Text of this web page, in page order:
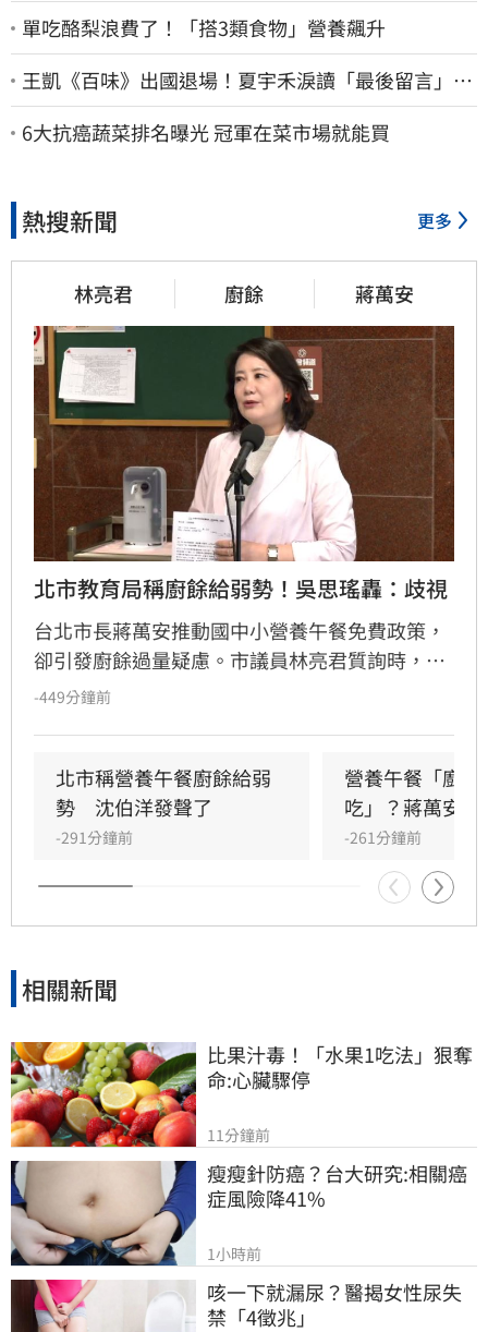
單吃酪梨浪費了！「搭3類食物」營養飆升
王凱《百味》出國退場！夏宇禾淚讀「最後留言」…
觀眾全鼻酸：不是演的
6大抗癌蔬菜排名曝光 冠軍在菜市場就能買
熱搜新聞 更多
林亮君 廚餘 蔣萬安
北市教育局稱廚餘給弱勢！吳思瑤轟：歧視
台北市長蔣萬安推動國中小營養午餐免費政策，
卻引發廚餘過量疑慮。市議員林亮君質詢時，教
育局長湯志民拋出將剩餘廚餘與剩食送交「食物
蔣市府就是欺凌弱勢的政府，「蔣萬安還有臉講
食安？」
-449分鐘前
北市稱營養午餐廚餘給弱
勢　沈伯洋發聲了
-291分鐘前
營養午餐「廚
吃」？蔣萬安回
-261分鐘前
相關新聞
比果汁毒！「水果1吃法」狠奪
命:心臟驟停
11分鐘前
瘦瘦針防癌？台大研究:相關癌
症風險降41%
1小時前
咳一下就漏尿？醫揭女性尿失
禁「4徵兆」